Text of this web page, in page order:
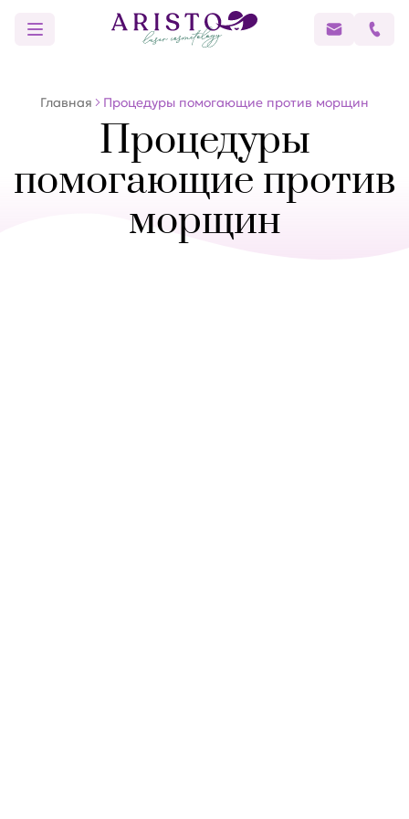
Главная Процедуры помогающие против морщин
Процедуры
помогающие против
морщин